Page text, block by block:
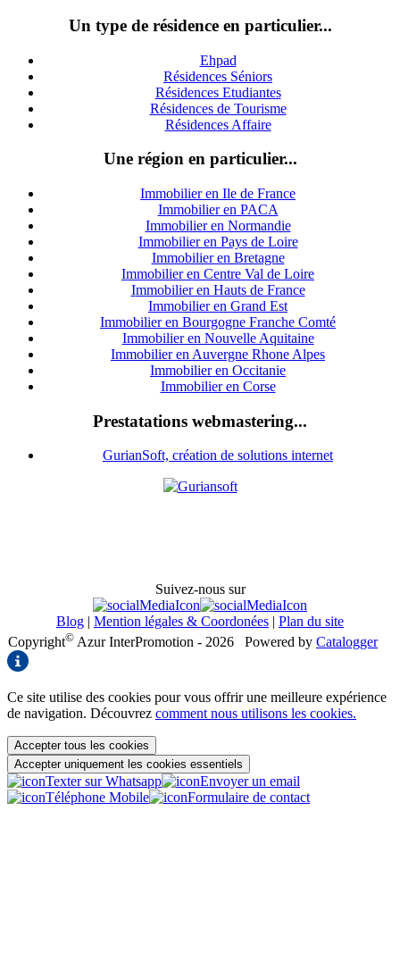
Un type de résidence en particulier...
Ehpad
Résidences Séniors
Résidences Etudiantes
Résidences de Tourisme
Résidences Affaire
Une région en particulier...
Immobilier en Ile de France
Immobilier en PACA
Immobilier en Normandie
Immobilier en Pays de Loire
Immobilier en Bretagne
Immobilier en Centre Val de Loire
Immobilier en Hauts de France
Immobilier en Grand Est
Immobilier en Bourgogne Franche Comté
Immobilier en Nouvelle Aquitaine
Immobilier en Auvergne Rhone Alpes
Immobilier en Occitanie
Immobilier en Corse
Prestatations webmastering...
GurianSoft, création de solutions internet
Suivez-nous sur
Blog | Mention légales & Coordonées | Plan du site
Copyright© Azur InterPromotion - 2026 Powered by Catalogger
Ce site utilise des cookies pour vous offrir une meilleure expérience
de navigation. Découvrez comment nous utilisons les cookies.
Accepter tous les cookies
Accepter uniquement les cookies essentiels